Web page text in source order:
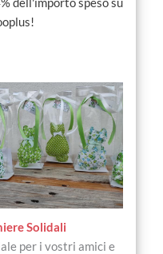
Solidali
per i vostri amici e